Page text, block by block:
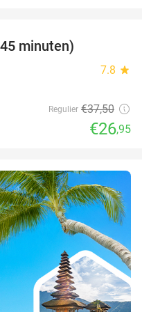
minuten)
7.8 star
Regulier €37,50
€26,95